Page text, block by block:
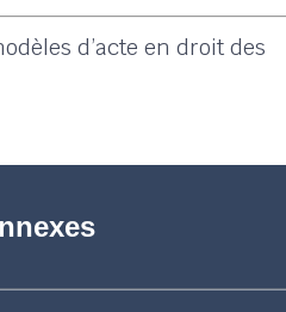
d’acte en droit des